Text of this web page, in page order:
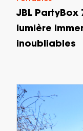
JBL
lumière
inoubliables